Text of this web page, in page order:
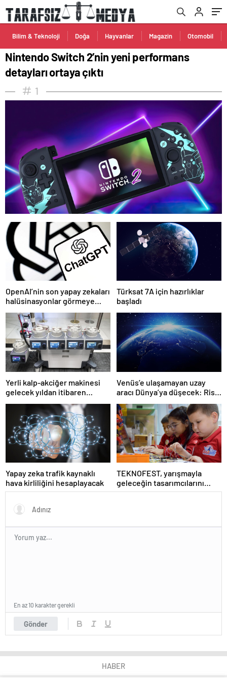
Bilim & Teknoloji Doğa Hayvanlar Magazin Otomobil
Nintendo Switch 2’nin yeni performans
detayları ortaya çıktı
1
OpenAI’nin son yapay zekaları
halüsinasyonlar görmeye
başladı
Türksat 7A için hazırlıklar
başladı
Yerli kalp-akciğer makinesi
gelecek yıldan itibaren
kullanılacak
Venüs’e ulaşamayan uzay
aracı Dünya’ya düşecek: Risk
ne kadar büyük?
Yapay zeka trafik kaynaklı
hava kirliliğini hesaplayacak
TEKNOFEST, yarışmayla
geleceğin tasarımcılarını
seçiyor
Gönder
En az 10 karakter gerekli
HABER